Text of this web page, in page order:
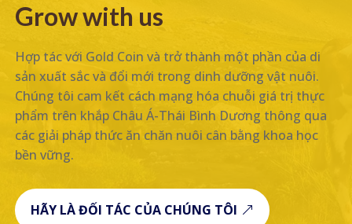
Grow with us
Hợp tác với Gold Coin và trở thành một phần của di
sản xuất sắc và đổi mới trong dinh dưỡng vật nuôi.
Chúng tôi cam kết cách mạng hóa chuỗi giá trị thực
phẩm trên khắp Châu Á-Thái Bình Dương thông qua
các giải pháp thức ăn chăn nuôi cân bằng khoa học
bền vững.
HÃY LÀ ĐỐI TÁC CỦA CHÚNG TÔI